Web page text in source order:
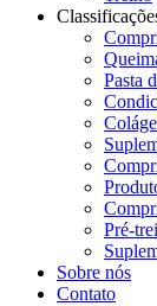
Pasta
Pré-
Sobre nós
Contato